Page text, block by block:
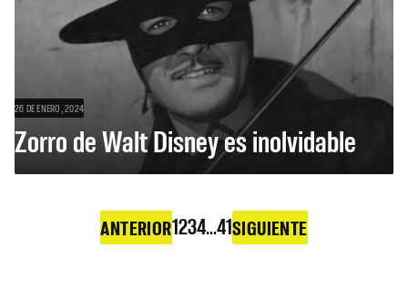
26 DE ENERO, 2024
Zorro de Walt Disney es inolvidable
ANTERIOR1234…41SIGUIENTE